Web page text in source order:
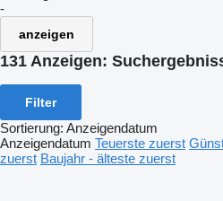
-
anzeigen
131 Anzeigen:
Filter
Sortierung: Anzeigendatum
Anzeigendatum Teuerste zuerst
zuerst Baujahr - älteste zuerst